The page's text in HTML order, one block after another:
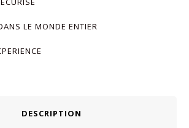
LE MONDE ENTIER
DESCRIPTION